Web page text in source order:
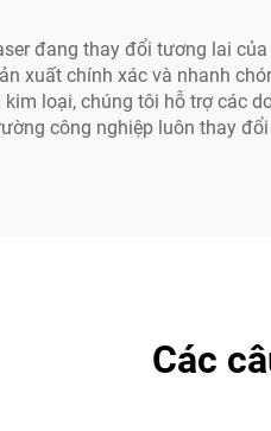
đang thay đổi tương lai
xuất chính xác và nhanh
loại, chúng tôi hỗ trợ các
công nghiệp luôn thay
Các